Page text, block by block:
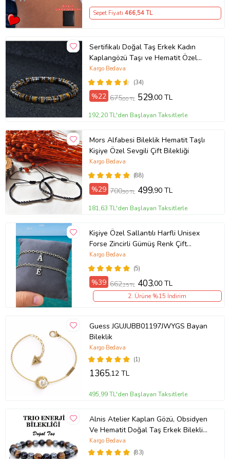
Sepet Fiyatı 466,54 TL
Sertifikalı Doğal Taş Erkek Kadın
Kaplangözü Taşı ve Hematit Özel
Tasarım Hediye 6mm Bileklik
(34)
Kargo Bedava
%22 675,00 TL 529,00 TL
192,20 TL'den Başlayan Taksitlerle
Mors Alfabesi Bileklik Hematit Taşlı
Kişiye Özel Sevgili Çift Bilekliği
(88)
Kargo Bedava
%29 700,90 TL 499,90 TL
181,63 TL'den Başlayan Taksitlerle
Kişiye Özel Sallantılı Harfli Unisex
Forse Zincirli Gümüş Renk Çift
Bilekliği eck09c (Metal)
(5)
Kargo Bedava
%39 662,25 TL 403,00 TL
2. Ürüne %15 İndirim
Guess JGUJUBB01197JWYGS Bayan
Bileklik
(1)
Kargo Bedava
1365,12 TL
495,99 TL'den Başlayan Taksitlerle
Alnis Atelier Kaplan Gözü, Obsidyen
Ve Hematit Doğal Taş Erkek Bileklik
(KAHVE-BRONZ)
(83)
Kargo Bedava